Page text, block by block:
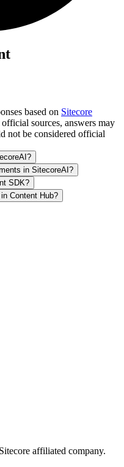
based on Sitecore
sources, answers may
not be considered official
in SitecoreAI?
SDK?
Content Hub?
affiliated company.